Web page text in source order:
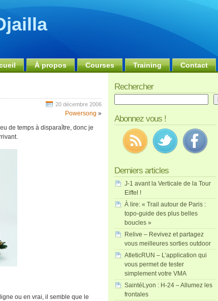
À propos Courses Training Contact
20 décembre 2006
Powersong »
de temps à disparaître, donc je
ou en vrai, il semble que le
Rechercher
Abonnez vous !
Derniers articles
J-1 avant la Verticale de la Tour
Eiffel !
À lire: « Trail autour de Paris :
topo-guide des plus belles
boucles »
Relive – Revivez et partagez
vous meilleures sorties outdoor
AtleticRUN – L’application qui
vous permet de tester
simplement votre VMA
SaintéLyon : H-24 – Allumez les
frontales